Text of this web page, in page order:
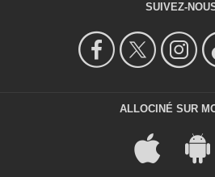
SUIVEZ-
ALLOCINÉ SUR